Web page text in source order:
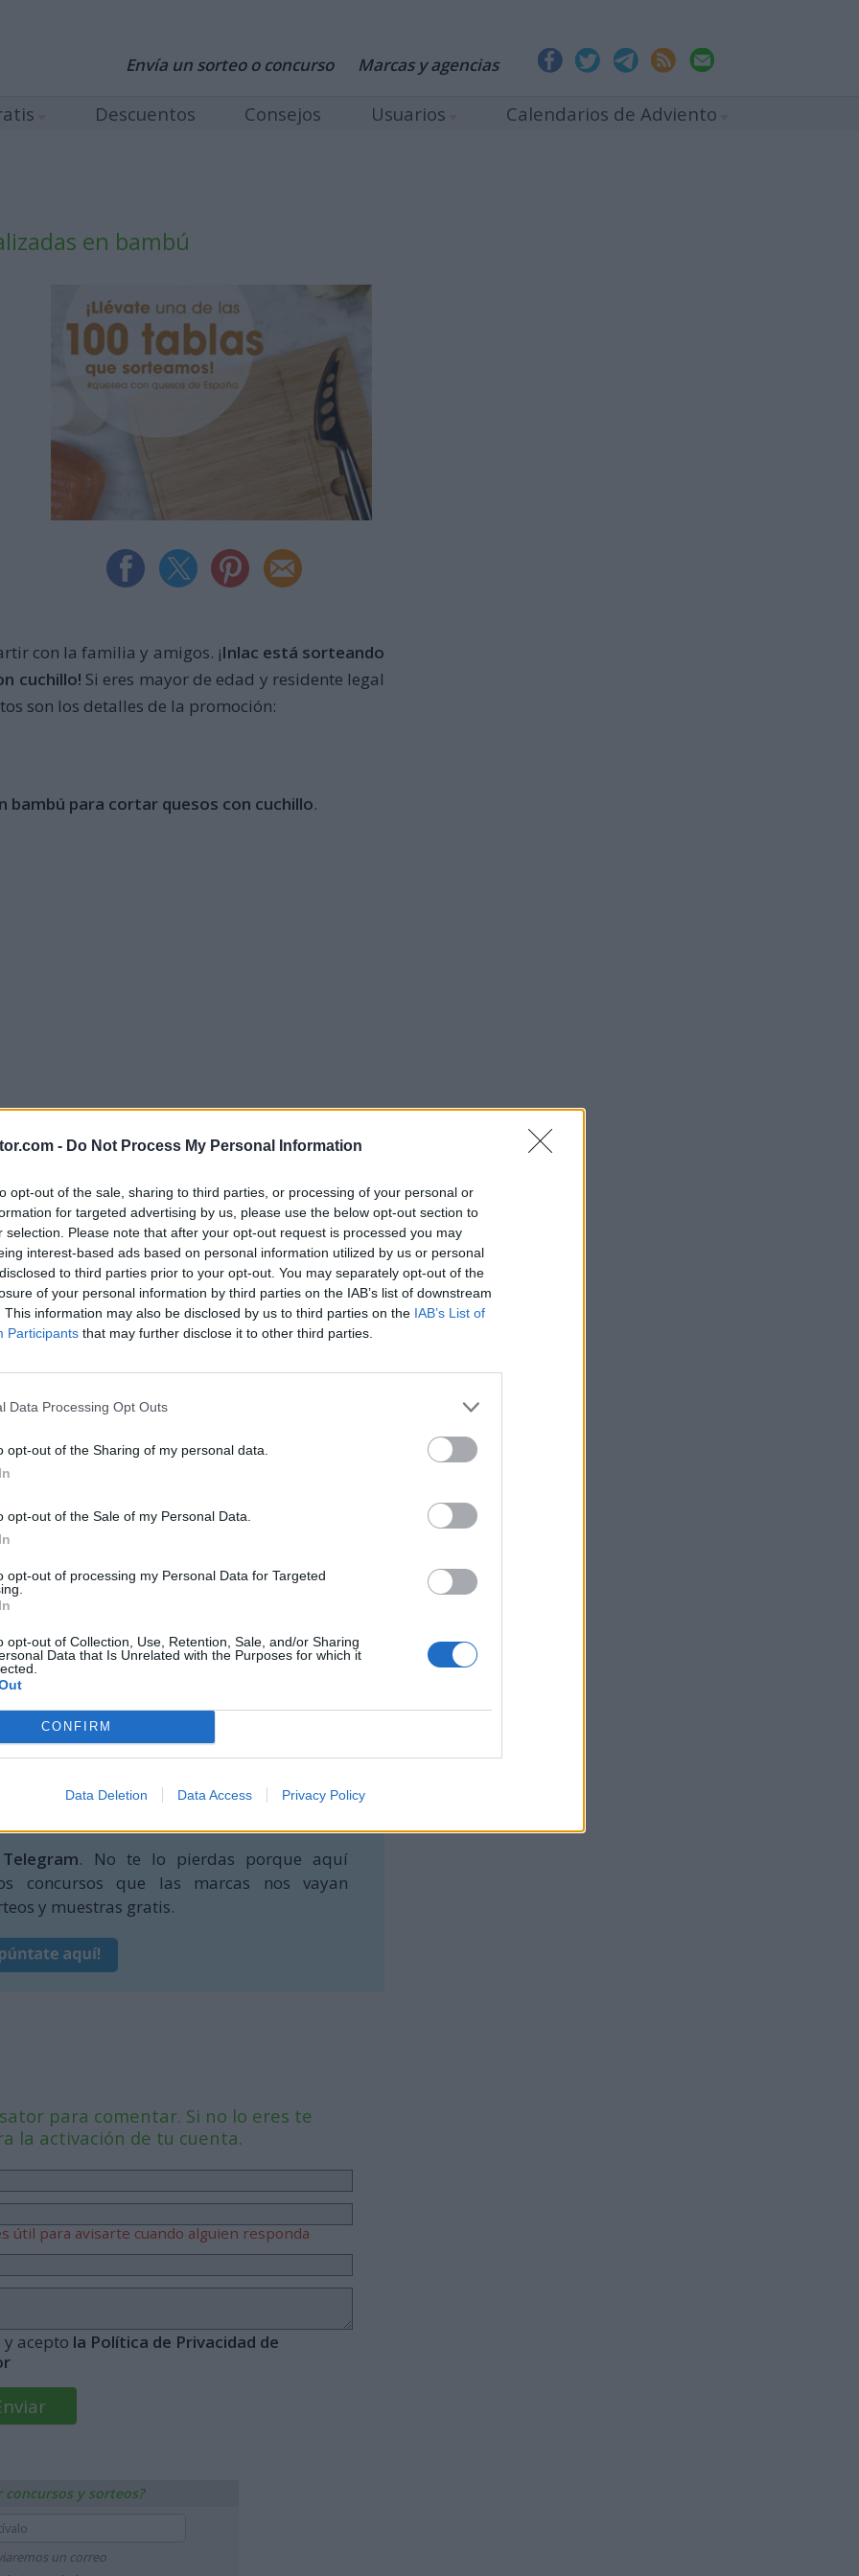
- Do Not Process My Personal Information
opt-out of the sale, sharing to third parties, or processing of your personal or
for targeted advertising by us, please use the below opt-out section to
selection. Please note that after your opt-out request is processed you may
interest-based ads based on personal information utilized by us or personal
to third parties prior to your opt-out. You may separately opt-out of the
of your personal information by third parties on the IAB’s list of downstream
This information may also be disclosed by us to third parties on the IAB’s List of
Participants that may further disclose it to other third parties.
Data Processing Opt Outs
opt-out of the Sharing of my personal data.
opt-out of the Sale of my Personal Data.
opt-out of processing my Personal Data for Targeted
opt-out of Collection, Use, Retention, Sale, and/or Sharing
Data that Is Unrelated with the Purposes for which it
CONFIRM
Data Deletion Data Access Privacy Policy
Marcas y agencias
Envía un sorteo o concurso
Descuentos Consejos Usuarios Calendarios de Adviento
en bambú
con la familia y amigos. ¡Inlac está sorteando
cuchillo! Si eres mayor de edad y residente legal
son los detalles de la promoción:
bambú para cortar quesos con cuchillo.
deInstagram.
favoritos.
con el hashtag
de un sistema informático aleatorio el día
directo en su perfil de Instagram, así
a los ganadores en la
el plazo de 30 días, a partir de la fecha de su
quesos con Inlac ¡Te deseamos mucha
100 ganadores en su perfil de instagram,
. No te lo pierdas porque aquí
concursos que las marcas nos vayan
y muestras gratis.
para comentar. Si no lo eres te
la activación de tu cuenta.
útil para avisarte cuando alguien responda
y acepto la Política de Privacidad de
concursos y sorteos?
un correo